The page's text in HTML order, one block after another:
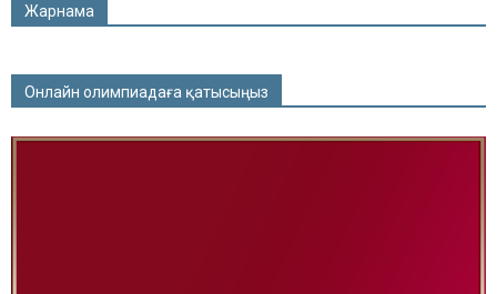
Жарнама
Онлайн олимпиадаға қатысыңыз